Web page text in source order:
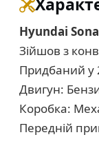
Hyundai
Зійшов з
Придбаний у
Двигун:
Коробка:
Передній